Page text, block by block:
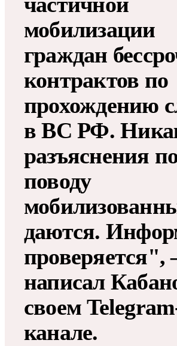
мобилизации
граждан
контрактов по
прохождению
в ВС РФ​​​.
разъяснения
поводу
даются.
проверяется",
написал
своем
канале.